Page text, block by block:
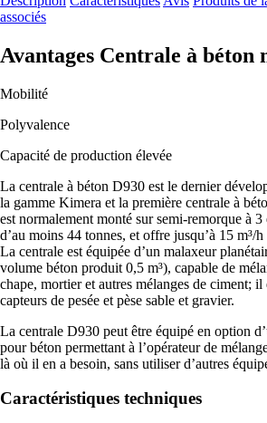
associés
Avantages Centrale à béton
Mobilité
Polyvalence
Capacité de production élevée
La centrale à béton D930 est le dernier
la gamme Kimera et la première centrale à
est normalement monté sur semi-remorque à 3
d’au moins 44 tonnes, et offre jusqu’à 15 m³/
La centrale est équipée d’un malaxeur
volume béton produit 0,5 m³), ​​capable de
chape, mortier et autres mélanges de ciment; il
capteurs de pesée et pèse sable et gravier.
La centrale D930 peut être équipé en option
pour béton permettant à l’opérateur de
là où il en a besoin, sans utiliser d’autres
Caractéristiques techniques